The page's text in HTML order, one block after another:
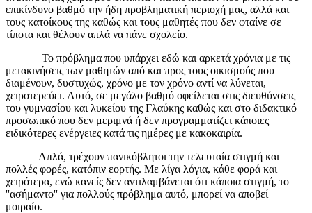
επικίνδυνο βαθμό την ήδη προβληματική περιοχή μας, αλλά και
τους κατοίκους της καθώς και τους μαθητές που δεν φταίνε σε
τίποτα και θέλουν απλά να πάνε σχολείο.
Το πρόβλημα που υπάρχει εδώ και αρκετά χρόνια με τις
μετακινήσεις των μαθητών από και προς τους οικισμούς που
διαμένουν, δυστυχώς, χρόνο με τον χρόνο αντί να λύνεται,
χειροτερεύει. Αυτό, σε μεγάλο βαθμό οφείλεται στις διευθύνσεις
του γυμνασίου και λυκείου της Γλαύκης καθώς και στο διδακτικό
προσωπικό που δεν μεριμνά ή δεν προγραμματίζει κάποιες
ειδικότερες ενέργειες κατά τις ημέρες με κακοκαιρία.
Απλά, τρέχουν πανικόβλητοι την τελευταία στιγμή και
πολλές φορές, κατόπιν εορτής. Με λίγα λόγια, κάθε φορά και
χειρότερα, ενώ κανείς δεν αντιλαμβάνεται ότι κάποια στιγμή, το
''ασήμαντο'' για πολλούς πρόβλημα αυτό, μπορεί να αποβεί
μοιραίο.